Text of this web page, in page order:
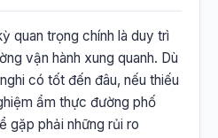
quan trọng chính là duy trì
vận hành xung quanh. Dù
có tốt đến đâu, nếu thiếu
ẩm thực đường phố
gặp phải những rủi ro